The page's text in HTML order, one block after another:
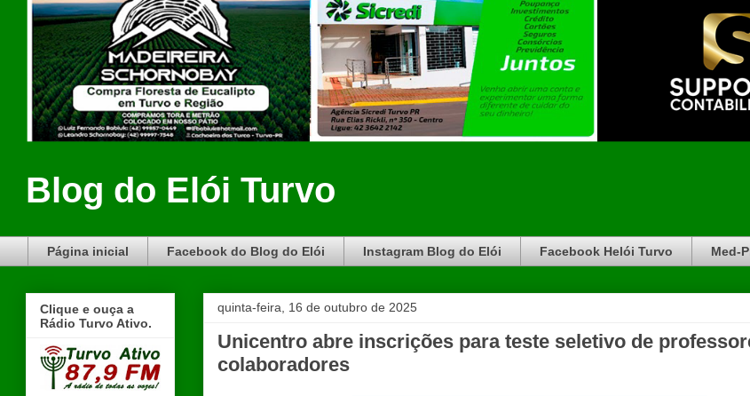
Blog do Elói Turvo
Página inicial Facebook do Blog do Elói Instagram Blog do Elói Facebook Helói Turvo Med-
quinta-feira, 16 de outubro de 2025
Unicentro abre inscrições para teste seletivo de
colaboradores
Clique e ouça a
Rádio Turvo Ativo.